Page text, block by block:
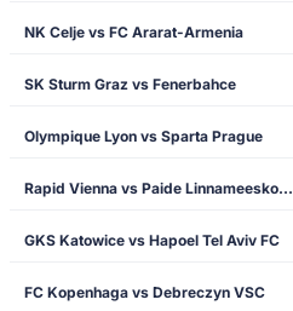
NK Celje vs FC Ararat-Armenia
SK Sturm Graz vs Fenerbahce
Olympique Lyon vs Sparta Prague
Rapid Vienna vs Paide Linnameeskond
GKS Katowice vs Hapoel Tel Aviv FC
FC Kopenhaga vs Debreczyn VSC